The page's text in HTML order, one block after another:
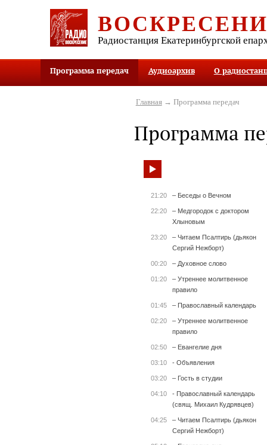
Радиостанция Екатеринбургской
Программа передач Аудиоархив О
Главная→ Программа передач
Программа
21:20 – Беседы о Вечном
22:20
– Медгородок с доктором
Хлыновым
23:20
– Читаем Псалтирь (дьякон
Сергий Нежборт)
00:20 – Духовное слово
01:20
– Утреннее молитвенное
правило
01:45 – Православный календарь
02:20
– Утреннее молитвенное
правило
02:50 – Евангелие дня
03:10 - Объявления
03:20 – Гость в студии
04:10
- Православный календарь
(свящ. Михаил Кудрявцев)
04:25
– Читаем Псалтирь (дьякон
Сергий Нежборт)